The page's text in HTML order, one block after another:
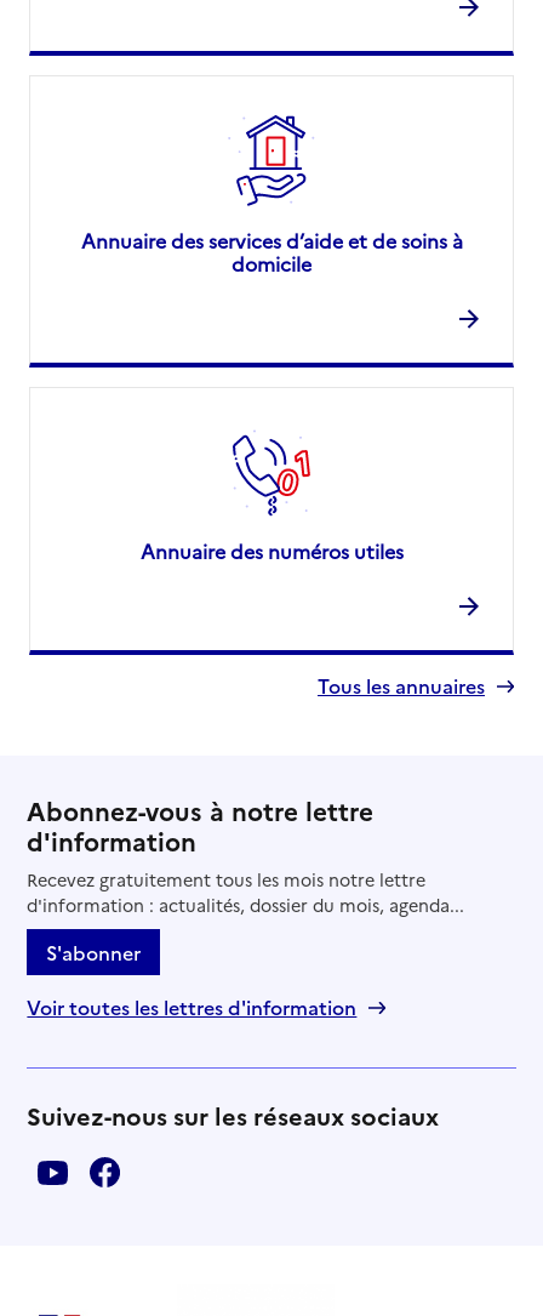
Annuaire des services d’aide et de soins à
domicile
Annuaire des numéros utiles
Tous les annuaires
Abonnez-vous à notre lettre
d'information
Recevez gratuitement tous les mois notre lettre
d'information : actualités, dossier du mois, agenda...
S'abonner
Voir toutes les lettres d'information
Suivez-nous sur les réseaux sociaux